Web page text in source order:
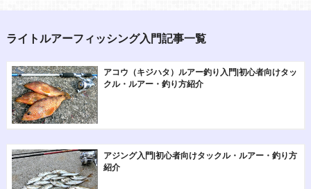
ライトルアーフィッシング入門記事一覧
アコウ（キジハタ）ルアー釣り入門|初心者向けタッ
クル・ルアー・釣り方紹介
アジング入門|初心者向けタックル・ルアー・釣り方
紹介